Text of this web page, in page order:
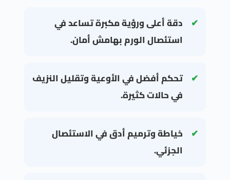
دقة أعلى ورؤية مكبرة تساعد في
استئصال الورم بهامش أمان.
تحكم أفضل في الأوعية وتقليل النزيف
في حالات كثيرة.
خياطة وترميم أدق في الاستئصال
الجزئي.